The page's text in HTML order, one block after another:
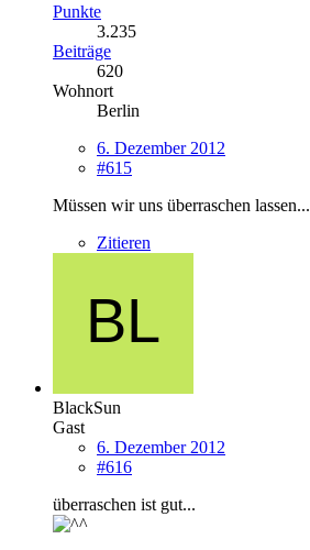
Punkte
3.235
Beiträge
620
Wohnort
Berlin
6. Dezember 2012
#615
Müssen wir uns überraschen lassen...
Zitieren
BlackSun
Gast
6. Dezember 2012
#616
überraschen ist gut...